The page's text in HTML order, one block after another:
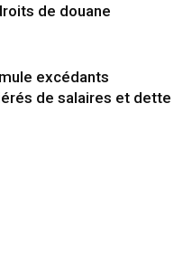
de douane
excédants
de salaires et dette